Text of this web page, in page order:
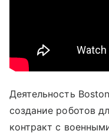
Деятельность
создание роботов
контракт с